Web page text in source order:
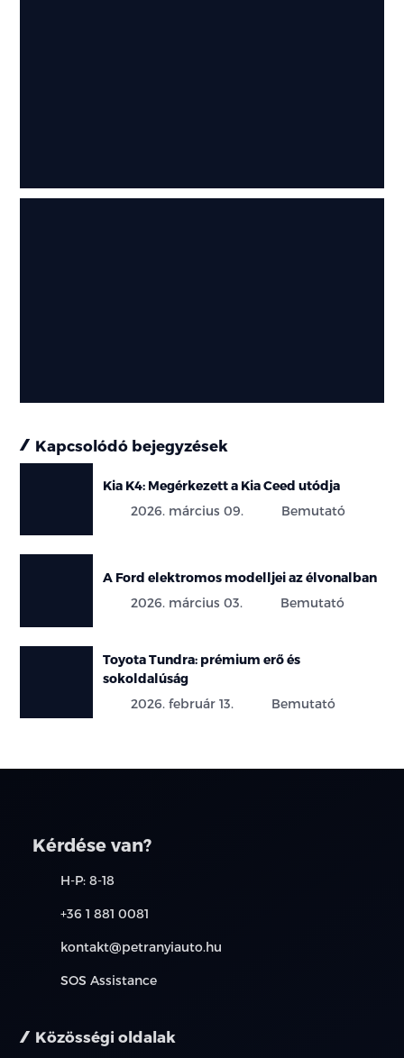
Kapcsolódó bejegyzések
Kia K4: Megérkezett a Kia Ceed utódja
2026. március 09.
Bemutató
A Ford elektromos modelljei az élvonalban
2026. március 03.
Bemutató
Toyota Tundra: prémium erő és
sokoldalúság
2026. február 13.
Bemutató
Kérdése van?
H-P: 8-18
+36 1 881 0081
kontakt@petranyiauto.hu
SOS Assistance
Közösségi oldalak